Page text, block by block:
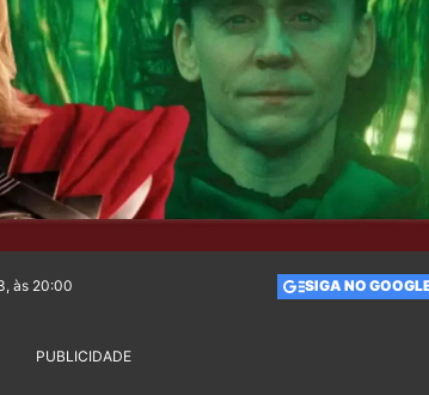
às 20:00 SIGA NO
PUBLICIDADE